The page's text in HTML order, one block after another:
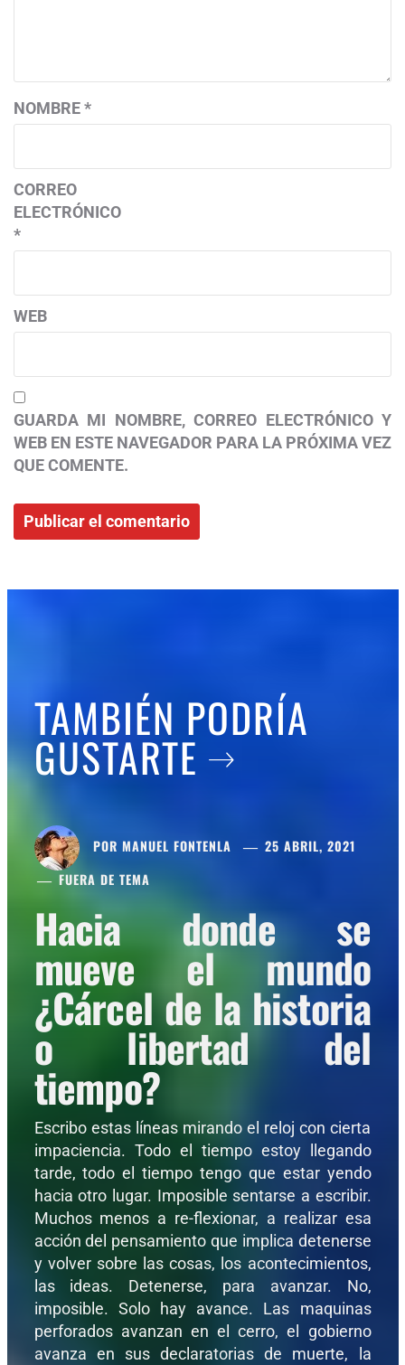
NOMBRE*
CORREO
ELECTRÓNICO
*
WEB
GUARDA MI NOMBRE, CORREO ELECTRÓNICO Y
WEB EN ESTE NAVEGADOR PARA LA PRÓXIMA VEZ
QUE COMENTE.
TAMBIÉN PODRÍA
GUSTARTE
POR MANUEL FONTENLA
25 ABRIL, 2021
FUERA DE TEMA
Hacia donde se
mueve el mundo
¿Cárcel de la historia
o libertad del
tiempo?
Escribo estas líneas mirando el reloj con cierta
impaciencia. Todo el tiempo estoy llegando
tarde, todo el tiempo tengo que estar yendo
hacia otro lugar. Imposible sentarse a escribir.
Muchos menos a re-flexionar, a realizar esa
acción del pensamiento que implica detenerse
y volver sobre las cosas, los acontecimientos,
las ideas. Detenerse, para avanzar. No,
imposible. Solo hay avance. Las maquinas
perforados avanzan en el cerro, el gobierno
avanza en sus declaratorias de muerte, la